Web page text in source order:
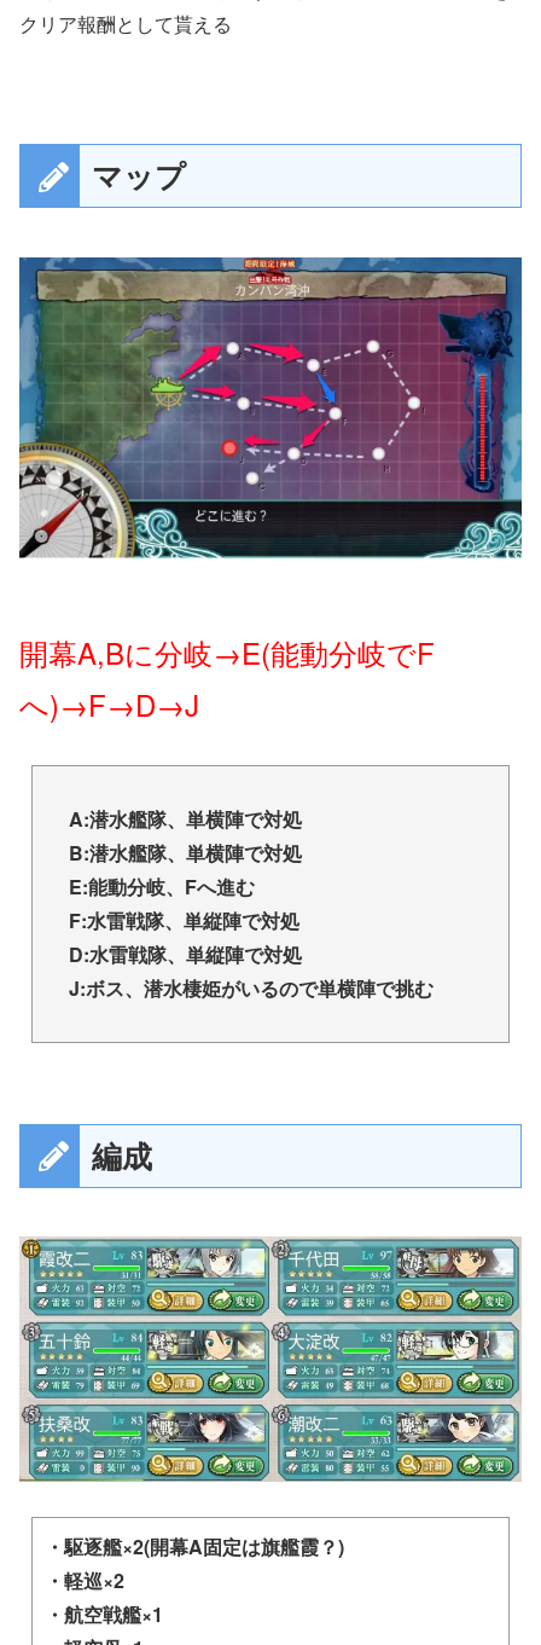
クリア報酬として貰える
マップ
開幕A,Bに分岐→E(能動分岐でF
へ)→F→D→J
A:潜水艦隊、単横陣で対処
B:潜水艦隊、単横陣で対処
E:能動分岐、Fへ進む
F:水雷戦隊、単縦陣で対処
D:水雷戦隊、単縦陣で対処
J:ボス、潜水棲姫がいるので単横陣で挑む
編成
・駆逐艦×2(開幕A固定は旗艦霞？)
・軽巡×2
・航空戦艦×1